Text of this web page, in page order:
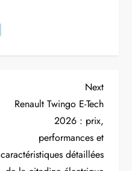
Next
Post
Next
Renault Twingo E-Tech
2026 : prix,
performances et
caractéristiques détaillées